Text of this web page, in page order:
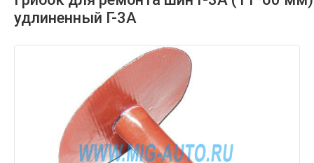
удлиненный Г-3А